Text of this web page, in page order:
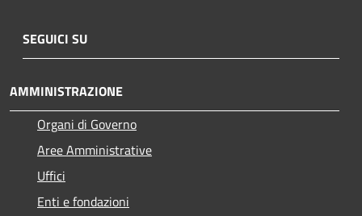
SEGUICI SU
AMMINISTRAZIONE
Organi di Governo
Aree Amministrative
Uffici
Enti e fondazioni